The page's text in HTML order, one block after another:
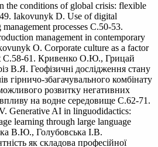
the conditions of global crisis: flexible
Iakovunyk D. Use of digital
processes С.50-53.
management in contemporary
O. Corporate culture as a factor
С.58-61. Кривенко О.Ю., Грицай
В.Я. Геофізичні дослідження стану
гірничо-збагачувального комбінату
розвитку негативних
впливу на водне середовище С.62-71.
Generative AI in linguodidactics:
learning through large language
В.Ю., Голубовська І.В.
як складова професійної